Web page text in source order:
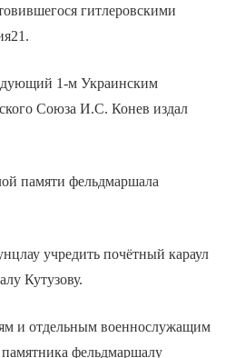
гитлеровскими
1-м Украинским
Союза И.С. Конев издал
памяти фельдмаршала
учредить почётный караул
Кутузову.
и отдельным военнослужащим
фельдмаршалу